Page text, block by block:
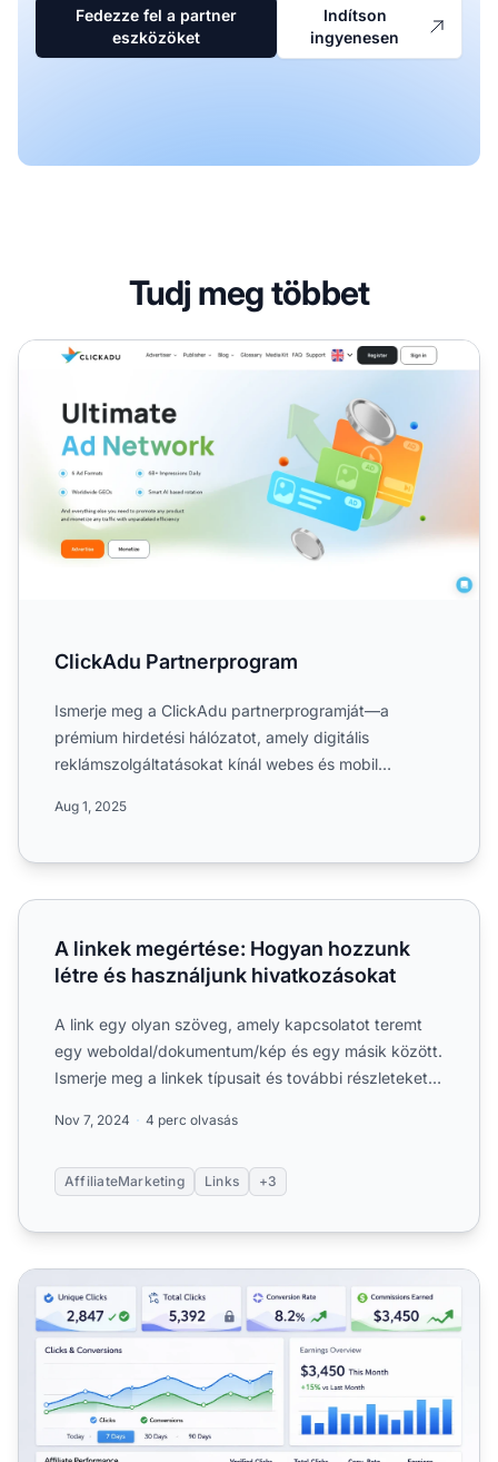
Fedezze fel a partner
eszközöket
Indítson
ingyenesen
Tudj meg többet
ClickAdu Partnerprogram
ClickAdu Partnerprogram
Ismerje meg a ClickAdu partnerprogramját—a
prémium hirdetési hálózatot, amely digitális
reklámszolgáltatásokat kínál webes és mobil
Aug 1, 2025
A linkek megértése: Hogyan hozzunk létre és
A linkek megértése: Hogyan hozzunk
létre és használjunk hivatkozásokat
A link egy olyan szöveg, amely kapcsolatot teremt
egy weboldal/dokumentum/kép és egy másik között.
Ismerje meg a linkek típusait és további részleteket a
Nov 7, 2024 4 perc olvasás
AffiliateMarketing Links +3
Jutalékok generálása csak egyedi kattintásokért